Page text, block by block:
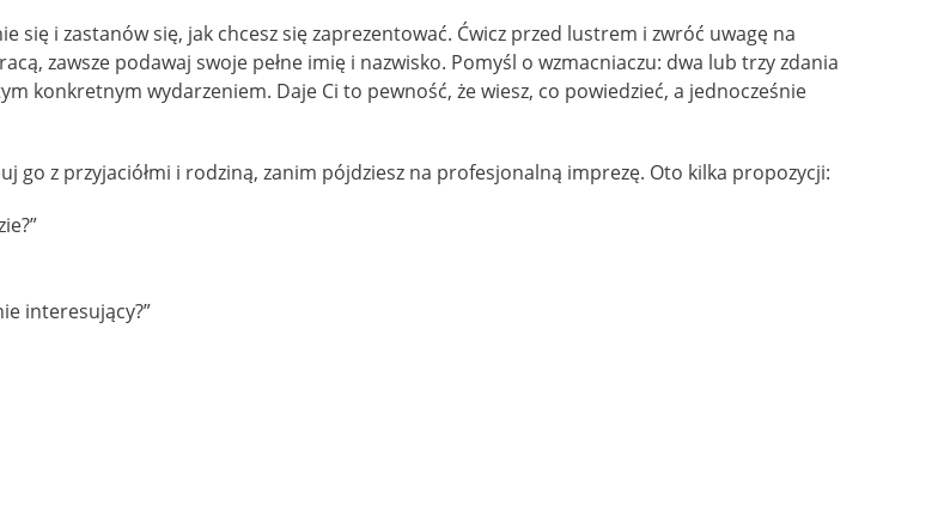
się i zastanów się, jak chcesz się zaprezentować. Ćwicz przed lustrem i zwróć uwagę na
zawsze podawaj swoje pełne imię i nazwisko. Pomyśl o wzmacniaczu: dwa lub trzy zdania
konkretnym wydarzeniem. Daje Ci to pewność, że wiesz, co powiedzieć, a jednocześnie
z przyjaciółmi i rodziną, zanim pójdziesz na profesjonalną imprezę. Oto kilka propozycji:
interesujący?”